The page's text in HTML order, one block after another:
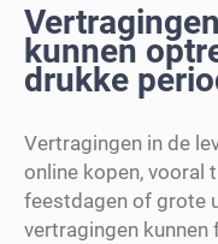
kunnen
drukke
Vertragingen in de
online kopen, vooral
feestdagen of grote
vertragingen